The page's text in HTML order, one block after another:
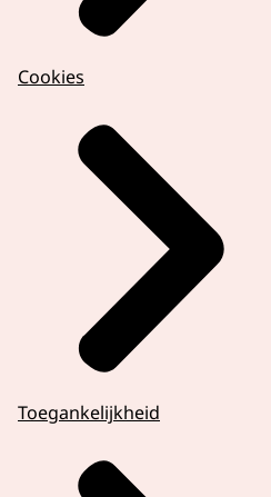
Cookies
Toegankelijkheid